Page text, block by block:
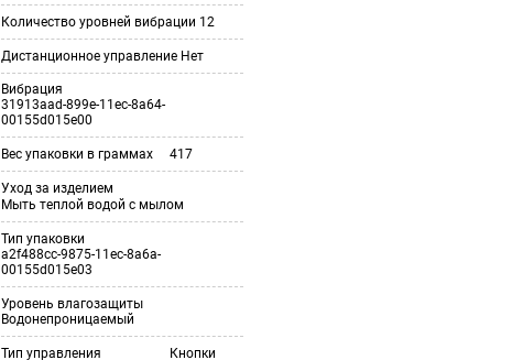
Количество уровней вибрации 12
Дистанционное управление Нет
Вибрация
31913aad-899e-11ec-8a64-
00155d015e00
Вес упаковки в граммах 417
Уход за изделием
Мыть теплой водой с мылом
Тип упаковки
a2f488cc-9875-11ec-8a6a-
00155d015e03
Уровень влагозащиты
Водонепроницаемый
Тип управления Кнопки